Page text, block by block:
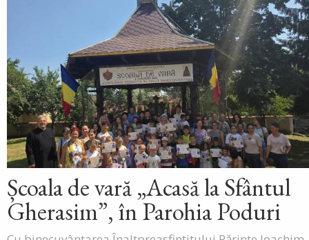
Școala de vară „Acasă la Sfântul
Gherasim”, în Parohia Poduri